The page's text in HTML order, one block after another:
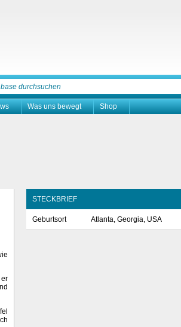
Was uns bewegt Shop
er
STECKBRIEF
Geburtsort Atlanta, Georgia, USA